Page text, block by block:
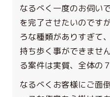
なるべく一度のお伺い
を完了させたいのです
ろな種類がありすぎて
持ち歩く事ができませ
る案件は実質、全体の
なるべくお客様にご面